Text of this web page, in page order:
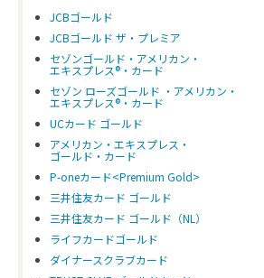
JCBゴールド
JCBゴールド ザ・プレミア
セゾンゴールド・アメリカン・
エキスプレス®・カード
セゾン ローズゴールド ・アメリカン・
エキスプレス®・カード
UCカード ゴールド
アメリカン・エキスプレス・
ゴールド・カード
P-oneカード<Premium Gold>
三井住友カード ゴールド
三井住友カード ゴールド（NL）
ライフカードゴールド
ダイナースクラブカード